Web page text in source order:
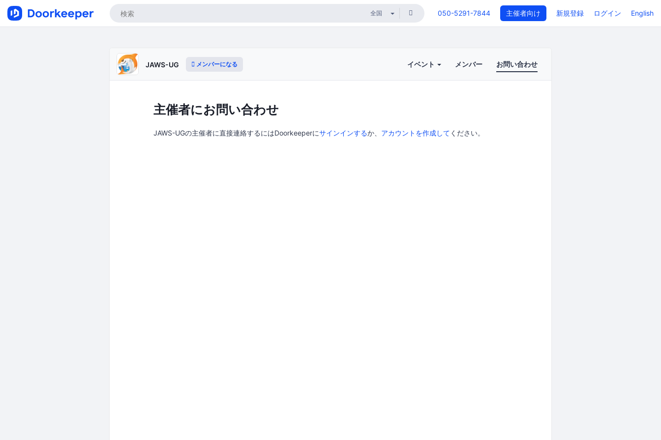
050-5291-7844 主催者向け 新規登録 ログイン English
JAWS-UG メンバーになる イベント メンバー お問い合わせ
主催者にお問い合わせ
JAWS-UGの主催者に直接連絡するにはDoorkeeperにサインインするか、 アカウントを作成して ください。